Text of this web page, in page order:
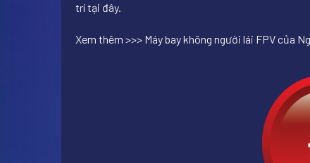
trí tại đây.
Xem thêm >>> Máy bay không người lái FPV của